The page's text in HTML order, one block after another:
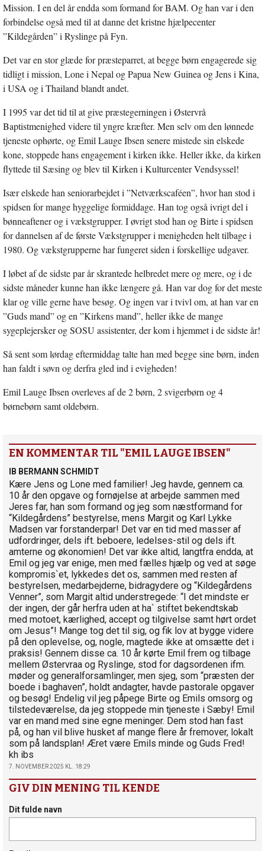
Mission. I en del år endda som formand for BAM. Og han var i den
forbindelse også med til at danne det kristne hjælpecenter
”Kildegården” i Ryslinge på Fyn.
Det var en stor glæde for præsteparret, at begge børn engagerede sig
tidligt i mission, Lone i Nepal og Papua New Guinea og Jens i Kina,
i USA og i Thailand blandt andet.
I 1995 var det tid til at give præstegerningen i Østervrå
Baptistmenighed videre til yngre kræfter. Men selv om den lønnede
tjeneste ophørte, og Emil Lauge Ibsen senere mistede sin elskede
kone, stoppede hans engagement i kirken ikke. Heller ikke, da kirken
flyttede til Sæsing og blev til Kirken i Kulturcenter Vendsyssel!
Især elskede han seniorarbejdet i ”Netværkscaféen”, hvor han stod i
spidsen for mange hyggelige formiddage. Han tog også ivrigt del i
bønneaftener og i vækstgrupper. I øvrigt stod han og Birte i spidsen
for dannelsen af de første Vækstgrupper i menigheden helt tilbage i
1980. Og vækstgrupperne har fungeret siden i forskellige udgaver.
I løbet af de sidste par år skrantede helbredet mere og mere, og i de
sidste måneder kunne han ikke længere gå. Han var dog for det meste
klar og ville gerne have besøg. Og ingen var i tvivl om, at han var en
”Guds mand” og en ”Kirkens mand”, heller ikke de mange
sygeplejersker og SOSU assistenter, der kom i hjemmet i de sidste år!
Så sent som lørdag eftermiddag talte han med begge sine børn, inden
han faldt i søvn og derfra gled ind i evigheden!
Emil Lauge Ibsen overleves af de 2 børn, 2 svigerbørn og 4
børnebørn samt oldebørn.
EN KOMMENTAR TIL "EMIL LAUGE IBSEN"
IB BERMANN SCHMIDT
Kære Jens og Lone med familier! Jeg havde, gennem ca.
10 år den opgave og fornøjelse at arbejde sammen med
Jeres far, han som formand og jeg som næstformand for
“Kildegårdens” bestyrelse, mens Margit og Karl Lykke
Madsen var forstanderpar! Det var en tid med masser af
udfordringer, dels ift. beboere, ledelses-stil og dels ift.
amterne og økonomien! Det var ikke altid, langtfra endda, at
Emil og jeg var enige, men med fælles hjælp og ved at søge
kompromis`et, lykkedes det os, sammen med resten af
bestyrelsen, medarbejderne, bidragydere og “Kildegårdens
Venner”, som Margit altid understregede: “I det mindste er
der ingen, der går herfra uden at ha` stiftet bekendtskab
med motoet, kærlighed, accept og tilgivelse samt hørt ordet
om Jesus”! Mange tog det til sig, og fik lov at bygge videre
på den oplevelse, og, nogle, magtede ikke at omsætte det i
praksis! Gennem disse ca. 10 år kørte Emil frem og tilbage
mellem Østervraa og Ryslinge, stod for dagsordenen ifm.
møder og generalforsamlinger, men sjeg, som “præsten der
boede i baghaven”, holdt andagter, havde pastorale opgaver
og besøg! Endelig vil jeg påpege Birte og Emils omsorg og
tilstedeværelse, da jeg stoppede min tjeneste i Sæby! Emil
var en mand med sine egne meninger. Dem stod han fast
på, og han vil blive husket af mange flere år fremover, lokalt
som på landsplan! Æret være Emils minde og Guds Fred!
kh ibs
7. NOVEMBER 2025 KL. 18:29
GIV DIN MENING TIL KENDE
Dit fulde navn